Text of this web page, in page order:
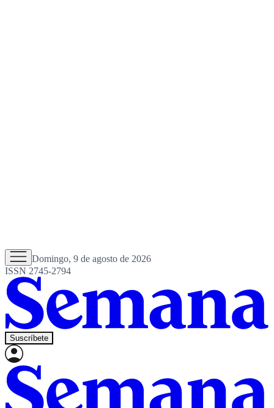
Domingo, 9 de agosto de 2026
ISSN 2745-2794
Suscríbete